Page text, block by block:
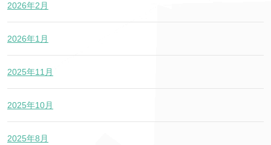
2026年2月
2026年1月
2025年11月
2025年10月
2025年8月